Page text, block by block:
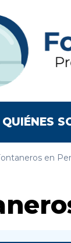
QUIÉNES
en